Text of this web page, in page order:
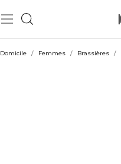
Domicile / Femmes / Brassières /